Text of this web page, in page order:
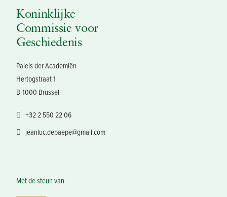
Koninklijke
Commissie voor
Geschiedenis
Paleis der Academiën
Hertogstraat 1
B-1000 Brussel
+32 2 550 22 06
jeanluc.depaepe@gmail.com
Met de steun van